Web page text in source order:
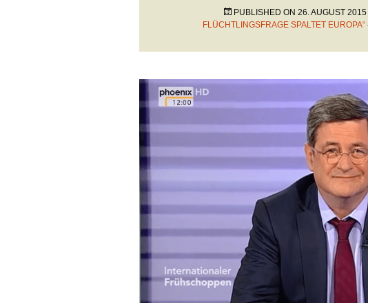
PUBLISHED ON 26. AUGUST 2015
FLÜCHTLINGSFRAGE SPALTET